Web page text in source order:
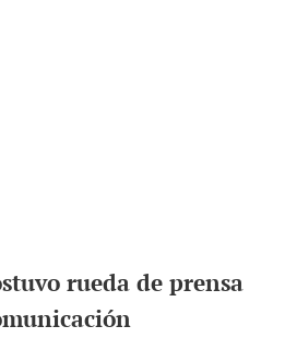
rueda de prensa